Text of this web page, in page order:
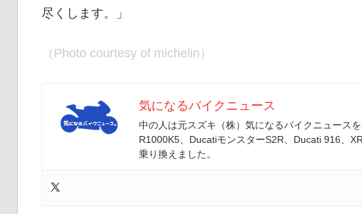
尽くします。」
（Photo courtesy of michelin）
気になるバイクニュース
中の人は元スズキ（株）気になるバイクニュース
R1000K5、DucatiモンスターS2R、Ducati 916、
乗り換えました。